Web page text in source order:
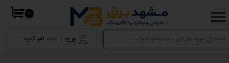
ورود / ثبت نام کنید
حساب کاربری من
تغییر گذر واژه
۰